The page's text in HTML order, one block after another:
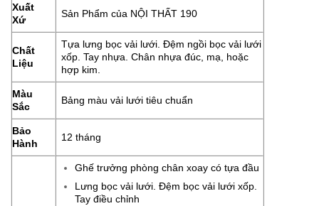
Xuất
Xứ
Sản Phẩm của NỘI THẤT 190
Chất
Liệu
Tựa lưng bọc vải lưới. Đệm ngồi bọc vải lưới
xốp. Tay nhựa. Chân nhựa đúc, mạ, hoặc
hợp kim.
Màu
Sắc
Bảng màu vải lưới tiêu chuẩn
Bảo
Hành
12 tháng
Ghế trưởng phòng chân xoay có tựa đầu
Lưng bọc vải lưới. Đệm bọc vải lưới xốp.
Tay điều chỉnh